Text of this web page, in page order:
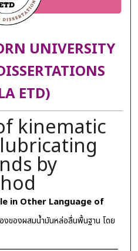
UNIVERSITY
ETD)
kinematic
by
in Other Language of
งของผสมน้ำมันหล่อลื่นพื้นฐาน โดย